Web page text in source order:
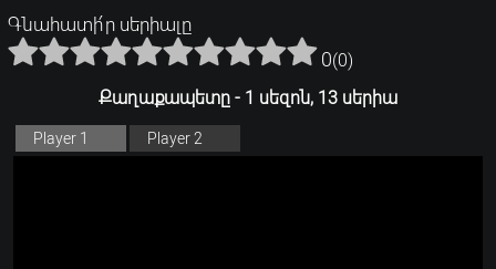
Գնահատի՛ր սերիալը
0(0)
Քաղաքապետը - 1 սեզոն, 13 սերիա
Player 1 Player 2